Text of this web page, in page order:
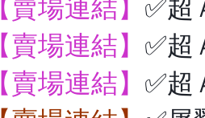
【賣場連結】 ✅
【賣場連結】 ✅